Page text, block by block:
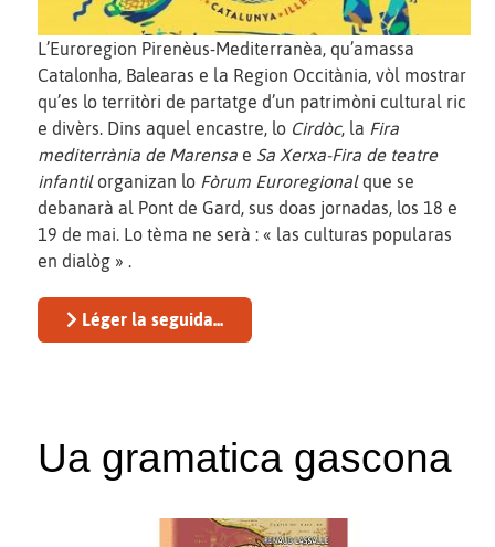
L’Euroregion Pirenèus-Mediterranèa, qu’amassa
Catalonha, Balearas e la Region Occitània, vòl mostrar
qu’es lo territòri de partatge d’un patrimòni cultural ric
e divèrs. Dins aquel encastre, lo Cirdòc, la Fira
mediterrània de Marensa e Sa Xerxa-Fira de teatre
infantilorganizan lo Fòrum Euroregionalque se
debanarà al Pont de Gard, sus doas jornadas, los 18 e
19 de mai. Lo tèma ne serà : « las culturas popularas
en dialòg » .
Léger la seguida...
Ua gramatica gascona